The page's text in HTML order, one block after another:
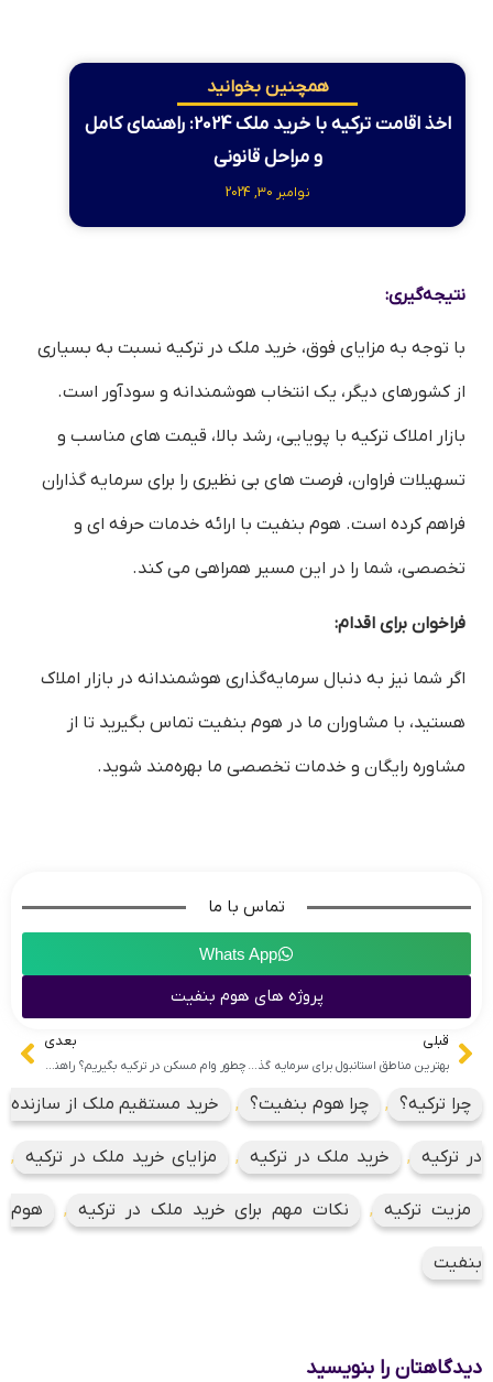
همچنین بخوانید
اخذ اقامت ترکیه با خرید ملک 2024: راهنمای کامل
و مراحل قانونی
نوامبر 30, 2024
نتیجه‌گیری:
با توجه به مزایای فوق، خرید ملک در ترکیه نسبت به بسیاری
از کشورهای دیگر، یک انتخاب هوشمندانه و سودآور است.
بازار املاک ترکیه با پویایی، رشد بالا، قیمت های مناسب و
تسهیلات فراوان، فرصت های بی نظیری را برای سرمایه گذاران
فراهم کرده است. هوم بنفیت با ارائه خدمات حرفه ای و
تخصصی، شما را در این مسیر همراهی می کند.
فراخوان برای اقدام:
اگر شما نیز به دنبال سرمایه‌گذاری هوشمندانه در بازار املاک
هستید، با مشاوران ما در هوم بنفیت تماس بگیرید تا از
مشاوره رایگان و خدمات تخصصی ما بهره‌مند شوید.
تماس با ما
Whats App
پروژه های هوم بنفیت
قبلی
بهترین مناطق استانبول برای سرمایه‌ گذاری در املاک 2025: پیشنهاد هوم بنفیت
بعدی
چطور وام مسکن در ترکیه بگیریم؟ راهنمای جامع برای خریداران خارجی
چرا ترکیه؟ , چرا هوم بنفیت؟ , خرید مستقیم ملک از سازنده
در ترکیه , خرید ملک در ترکیه , مزایای خرید ملک در ترکیه ,
مزیت ترکیه , نکات مهم برای خرید ملک در ترکیه , هوم
بنفیت
دیدگاهتان را بنویسید